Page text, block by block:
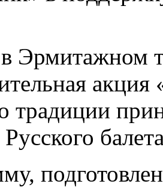
в Эрмитажном
традиции